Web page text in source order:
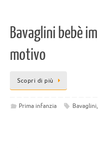
Bavaglini bebè
motivo
Scopri di più
Prima infanzia Bavaglini,